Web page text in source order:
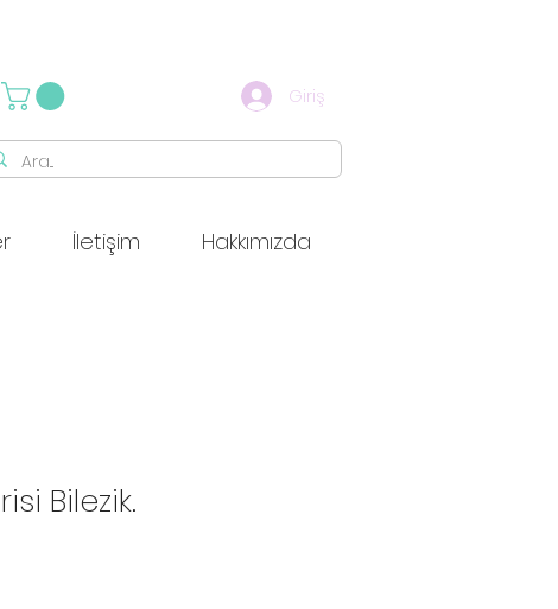
Giriş
İletişim Hakkımızda
Bilezik.